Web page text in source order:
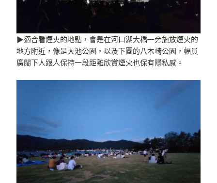
▶適合看煙火的地點，會是在河口湖大橋一旁施放煙火的
地方附近，像是大池公園，以及下圖的八木崎公園，幅員
廣闊下人跟人保持一段距離欣賞煙火也保有隱私感。